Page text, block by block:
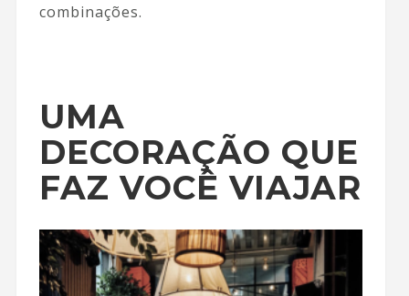
combinações.
UMA
DECORAÇÃO QUE
FAZ VOCÊ VIAJAR